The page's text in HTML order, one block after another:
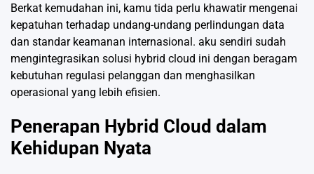
Berkat kemudahan ini, kamu tida perlu khawatir mengenai
kepatuhan terhadap undang-undang perlindungan data
dan standar keamanan internasional. aku sendiri sudah
mengintegrasikan solusi hybrid cloud ini dengan beragam
kebutuhan regulasi pelanggan dan menghasilkan
operasional yang lebih efisien.
Penerapan Hybrid Cloud dalam
Kehidupan Nyata